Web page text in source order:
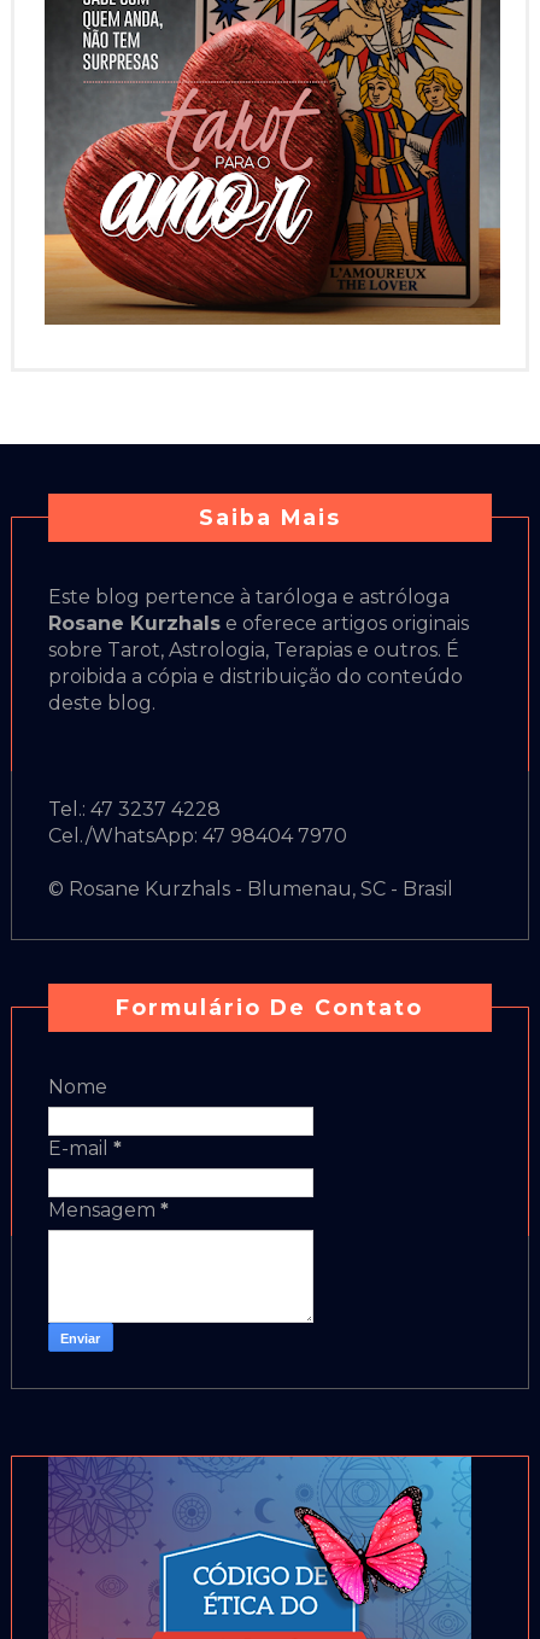
Saiba Mais
Este blog pertence à taróloga e astróloga
Rosane Kurzhalse oferece artigos originais
sobre Tarot, Astrologia, Terapias e outros. É
proibida a cópia e distribuição do conteúdo
deste blog.
Tel.: 47 3237 4228
Cel./WhatsApp: 47 98404 7970
© Rosane Kurzhals - Blumenau, SC - Brasil
Formulário De Contato
Nome
E-mail *
Mensagem *